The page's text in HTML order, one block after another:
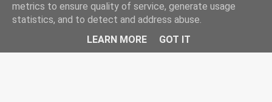
Con la tecnología de Blogger
Rockgle.es 2010-2025
metrics to ensure quality of service, generate usage
statistics, and to detect and address abuse.
LEARN MORE
GOT IT